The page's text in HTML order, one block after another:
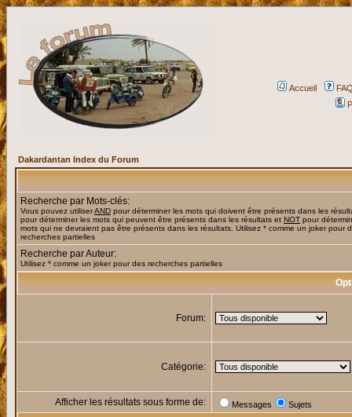
Accueil
Dakardantan Index du Forum
Recherche par Mots-clés:
Vous pouvez utiliserAND pour déterminer les mots qui doivent être présents dans les
pour déterminer les mots qui peuvent être présents dans les résultats et NOT pour
mots qui ne devraient pas être présents dans les résultats. Utilisez * comme un joker pour
recherches partielles
Recherche par Auteur:
Utilisez * comme un joker pour des recherches partielles
Forum:
Catégorie:
Afficher les résultats sous forme de: Messages Sujets